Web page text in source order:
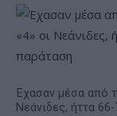
Έχασαν μέσα από
Νεάνιδες, ήττα